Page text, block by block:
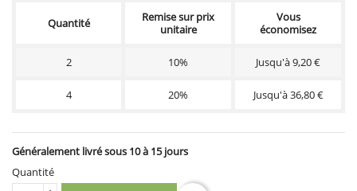
Quantité
Remise sur prix
unitaire
Vous
économisez
2 10% Jusqu'à 9,20 €
4 20% Jusqu'à 36,80 €
Généralement livré sous 10 à 15 jours
Quantité